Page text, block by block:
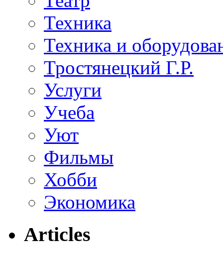
Техника
Техника и
Тростянецкий Г.Р.
Услуги
Учеба
Уют
Фильмы
Хобби
Экономика
Articles